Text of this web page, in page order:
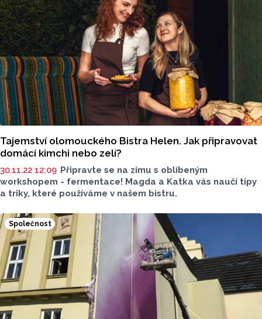
s ohledem na klimatické a půdní podmínky regionu.
Tajemství olomouckého Bistra Helen. Jak připravovat
domácí kimchi nebo zelí?
30.11.22 12:09 Připravte se na zimu s oblíbeným
workshopem - fermentace! Magda a Katka vás naučí tipy
a triky, které používáme v našem bistru.
Společnost